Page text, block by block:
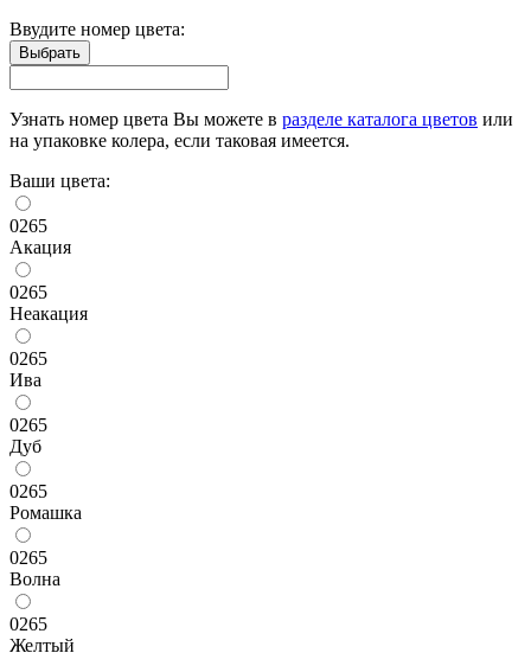
Ввудите номер цвета:
Узнать номер цвета Вы можете в разделе каталога цветов или
на упаковке колера, если таковая имеется.
Ваши цвета:
0265
Акация
0265
Неакация
0265
Ива
0265
Дуб
0265
Ромашка
0265
Волна
0265
Желтый